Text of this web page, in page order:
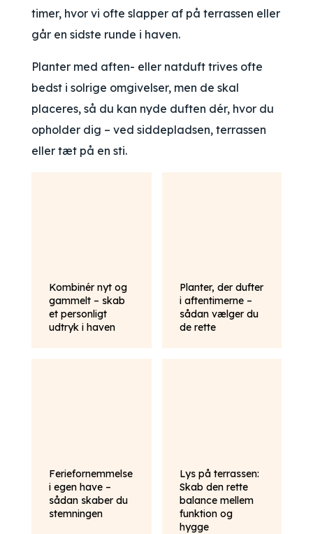
timer, hvor vi ofte slapper af på terrassen eller
går en sidste runde i haven.
Planter med aften- eller natduft trives ofte
bedst i solrige omgivelser, men de skal
placeres, så du kan nyde duften dér, hvor du
opholder dig – ved siddepladsen, terrassen
eller tæt på en sti.
Kombinér nyt og
gammelt – skab
et personligt
udtryk i haven
Planter, der dufter
i aftentimerne –
sådan vælger du
de rette
Feriefornemmelse
i egen have –
sådan skaber du
stemningen
Lys på terrassen:
Skab den rette
balance mellem
funktion og
hygge